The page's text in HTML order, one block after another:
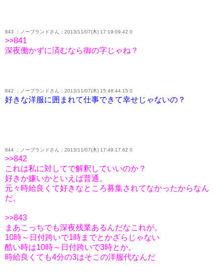
843 ：ノーブランドさん：2013/11/07(木) 17:19:09.42 0
>>841
深夜働かずに済むなら御の字じゃね？
842 ：ノーブランドさん：2013/11/07(木) 15:48:44.15 0
好きな洋服に囲まれて仕事できて幸せじゃないの？
844 ：ノーブランドさん：2013/11/07(木) 17:49:17.62 0
>>842
これは私に対してで解釈していいのか？
好きか嫌いかといえば普通。
元々時給良くて好きなところ募集されてなかったからなん
だ。
>>843
まあこっちでも深夜残業あるんだなこれが。
10時～日付跨いで1時までとかざらじゃない
酷い時は10時～日付跨いで3時とか。
時給良くても4分の3はそこの洋服代なんだ